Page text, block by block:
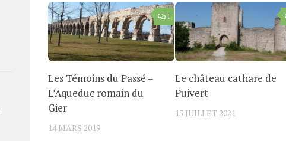
1
Les Témoins du Passé –
L’Aqueduc romain du
Gier
14 MARS 2019
Le château cathare de
Puivert
15 JUILLET 2021